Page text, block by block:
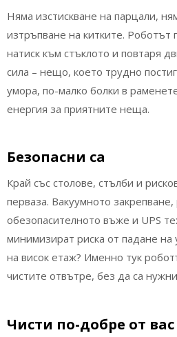
Няма изстискване на парцали,
изтръпване на китките.
натиск към стъклото и повтаря
сила – нещо, което трудно
умора, по-малко болки в
енергия за приятните неща.
Безопасни са
Край със столове, стълби и
перваза. Вакуумното
обезопасителното въже и UPS
минимизират риска от падане на
на висок етаж? Именно тук
чистите отвътре, без да са
Чисти по-добре от вас